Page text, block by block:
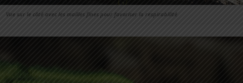
Vue sur le côté avec les mailles fines pour favoriser la respirabilité